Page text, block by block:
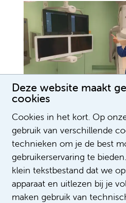
Deze website maakt
cookies
Cookies in het kort. Op
gebruik van verschillende
technieken om je de best
gebruikerservaring te
klein tekstbestand dat we
apparaat en uitlezen bij je
maken gebruik van